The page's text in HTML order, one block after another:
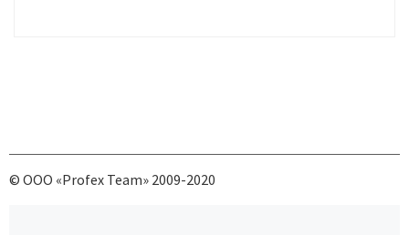
© ООО «Profex Team» 2009-2020